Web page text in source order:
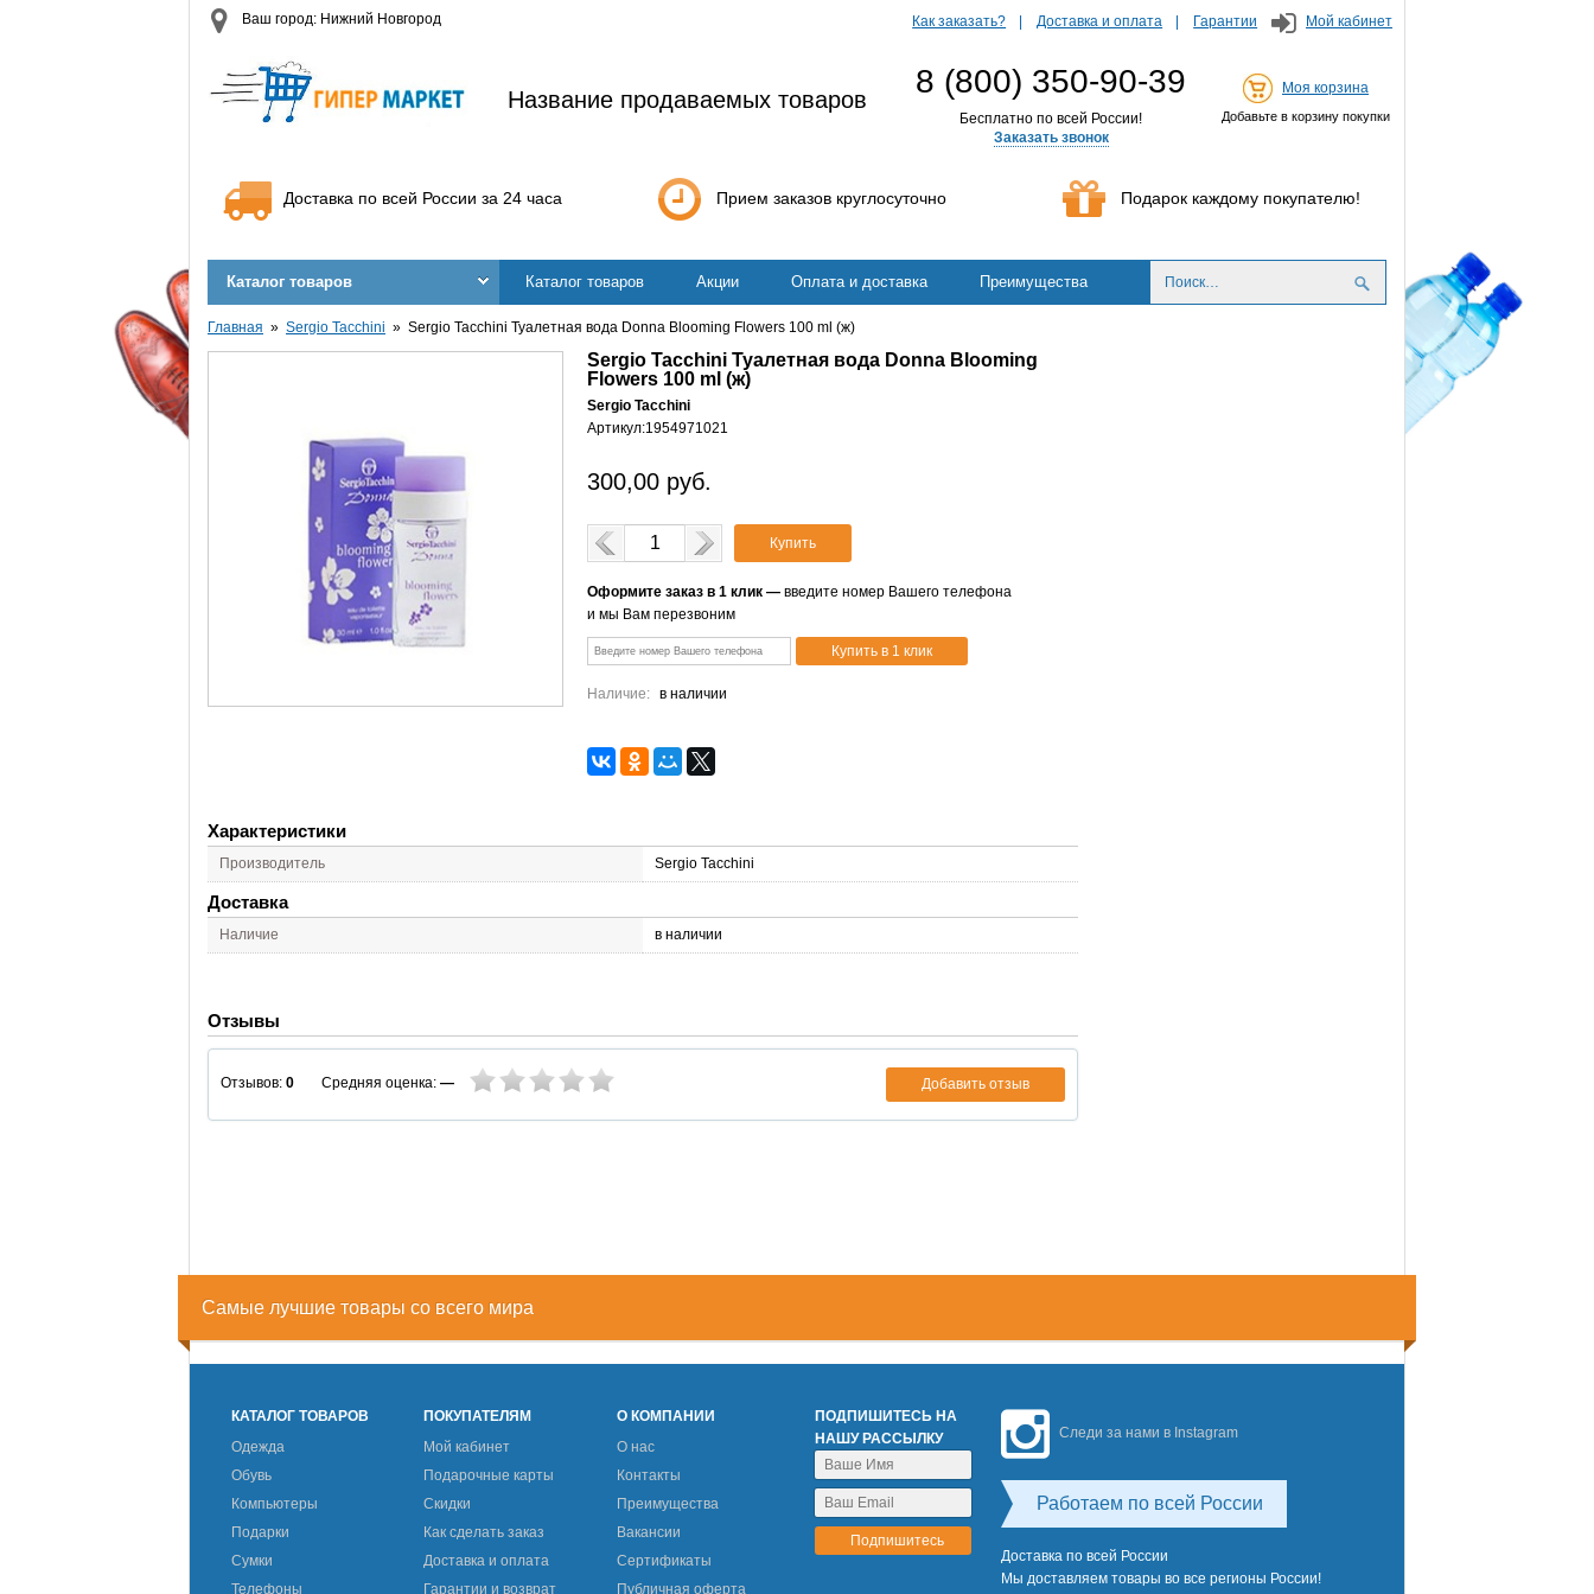
Ваш город: Нижний Новгород Как заказать? Доставка и оплата Гарантии Мой кабинет
Название продаваемых товаров 8 (800) 350-90-39
Бесплатно по всей России!
Заказать звонок
Моя корзина
Добавьте в корзину покупки
Доставка по всей России за 24 часа Прием заказов круглосуточно Подарок каждому покупателю!
Каталог товаров Каталог товаров Акции Оплата и доставка Преимущества
Главная Sergio Tacchini Sergio Tacchini Туалетная вода Donna Blooming Flowers 100 ml (ж)
Sergio Tacchini Туалетная вода Donna Blooming
Flowers 100 ml (ж)
Sergio Tacchini
Артикул:1954971021
300,00 руб.
Купить
Оформите заказ в 1 клик — введите номер Вашего телефона
и мы Вам перезвоним
Наличие: в наличии
Характеристики
Производитель Sergio Tacchini
Доставка
Наличие в наличии
Отзывы
Отзывов: 0 Средняя оценка: — Добавить отзыв
Самые лучшие товары со всего мира
КАТАЛОГ ТОВАРОВ
Одежда
Обувь
Компьютеры
Подарки
Сумки
Телефоны
ПОКУПАТЕЛЯМ
Мой кабинет
Подарочные карты
Скидки
Как сделать заказ
Доставка и оплата
Гарантии и возврат
О КОМПАНИИ
О нас
Контакты
Преимущества
Вакансии
Сертификаты
Публичная оферта
ПОДПИШИТЕСЬ НА
НАШУ РАССЫЛКУ
Следи за нами в Instagram
Работаем по всей России
Доставка по всей России
Мы доставляем товары во все регионы России!